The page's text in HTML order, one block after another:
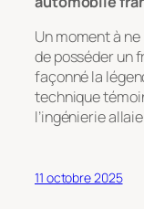
Un moment à
de posséder un
façonné la
technique
l’ingénierie
11 octobre 2025